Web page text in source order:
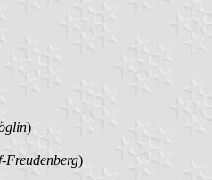
)
Freudenberg)